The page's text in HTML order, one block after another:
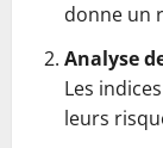
donne un
Analyse
Les
leurs